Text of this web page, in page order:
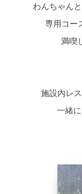
わんちゃん
専用コー
満喫
施設内レ
一緒